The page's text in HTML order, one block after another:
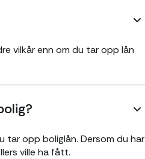
vilkår enn om du tar opp lån
tar opp boliglån. Dersom du har
ville ha fått.